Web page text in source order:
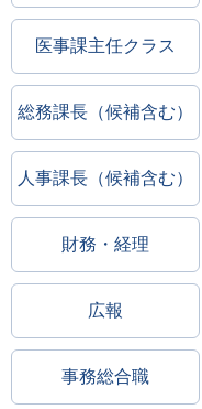
医事課主任クラス
総務課長（候補含む）
人事課長（候補含む）
財務・経理
広報
事務総合職